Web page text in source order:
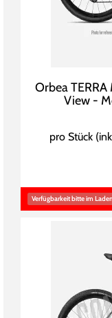
Orbea
View -
pro Stück
Verfügbarkeit bitte im